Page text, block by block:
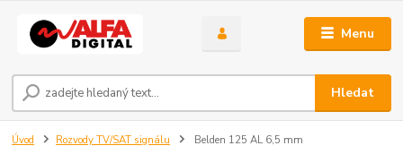
Menu
Hledat
Úvod Rozvody TV/SAT signálu Belden 125 AL 6,5 mm